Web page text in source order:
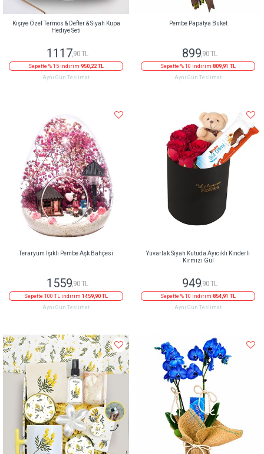
Kişiye Özel Termos & Defter & Siyah Kupa
Hediye Seti
1117,90 TL
Sepette % 15 indirim 950,22 TL
Aynı Gün Teslimat
Pembe Papatya Buket
899,90 TL
Sepette % 10 indirim 809,91 TL
Aynı Gün Teslimat
Teraryum Işıklı Pembe Aşk Bahçesi
1559 ,90 TL
Sepette 100 TL indirim 1459,90 TL
Aynı Gün Teslimat
Yuvarlak Siyah Kutuda Ayıcıklı Kinderli
Kırmızı Gül
949,90 TL
Sepette % 10 indirim 854,91 TL
Aynı Gün Teslimat